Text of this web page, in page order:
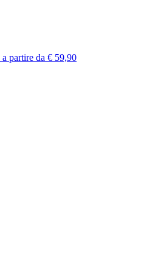
a partire da € 59,90